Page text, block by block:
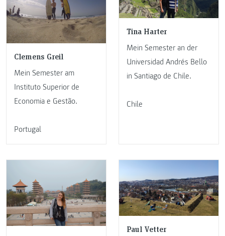
Clemens Greil
Mein Semester am
Instituto Superior de
Economia e Gestão.
Portugal
Tina Harter
Mein Semester an der
Universidad Andrés Bello
in Santiago de Chile.
Chile
Paul Vetter